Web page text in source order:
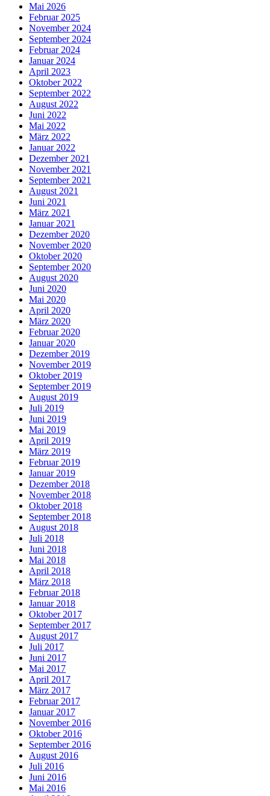
Mai 2026
Februar 2025
November 2024
September 2024
Februar 2024
Januar 2024
April 2023
Oktober 2022
September 2022
August 2022
Juni 2022
Mai 2022
März 2022
Januar 2022
Dezember 2021
November 2021
September 2021
August 2021
Juni 2021
März 2021
Januar 2021
Dezember 2020
November 2020
Oktober 2020
September 2020
August 2020
Juni 2020
Mai 2020
April 2020
März 2020
Februar 2020
Januar 2020
Dezember 2019
November 2019
Oktober 2019
September 2019
August 2019
Juli 2019
Juni 2019
Mai 2019
April 2019
März 2019
Februar 2019
Januar 2019
Dezember 2018
November 2018
Oktober 2018
September 2018
August 2018
Juli 2018
Juni 2018
Mai 2018
April 2018
März 2018
Februar 2018
Januar 2018
Oktober 2017
September 2017
August 2017
Juli 2017
Juni 2017
Mai 2017
April 2017
März 2017
Februar 2017
Januar 2017
November 2016
Oktober 2016
September 2016
August 2016
Juli 2016
Juni 2016
Mai 2016